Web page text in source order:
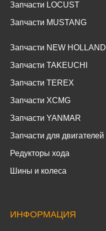
Запчасти LOCUST
Запчасти MUSTANG
Запчасти NEW HOLLAND
Запчасти TAKEUCHI
Запчасти TEREX
Запчасти XCMG
Запчасти YANMAR
Запчасти для двигателей
Редукторы хода
Шины и колеса
ИНФОРМАЦИЯ